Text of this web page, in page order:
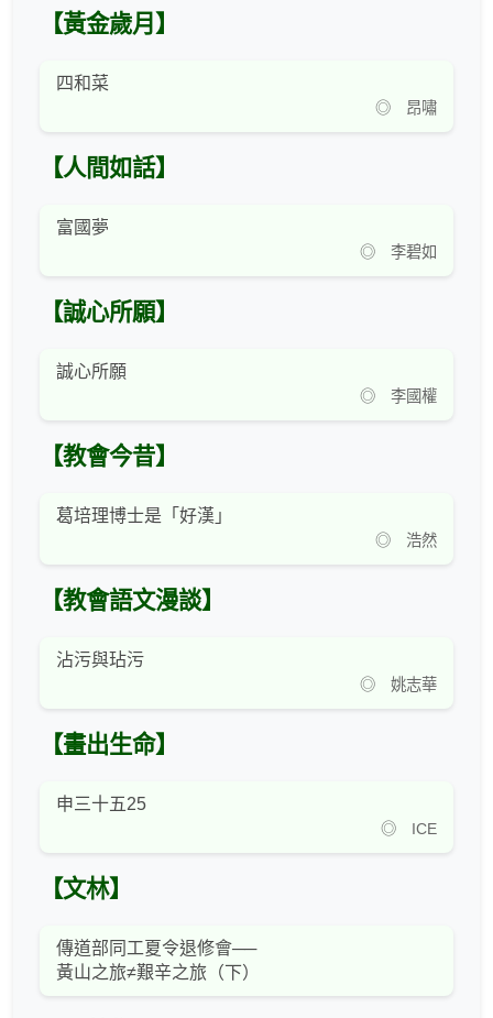
【黃金歲月】
四和菜
◎ 昂嘯
【人間如話】
富國夢
◎ 李碧如
【誠心所願】
誠心所願
◎ 李國權
【教會今昔】
葛培理博士是「好漢」
◎ 浩然
【教會語文漫談】
沾污與玷污
◎ 姚志華
【畫出生命】
申三十五25
◎ ICE
【文林】
傳道部同工夏令退修會──
黃山之旅≠艱辛之旅（下）